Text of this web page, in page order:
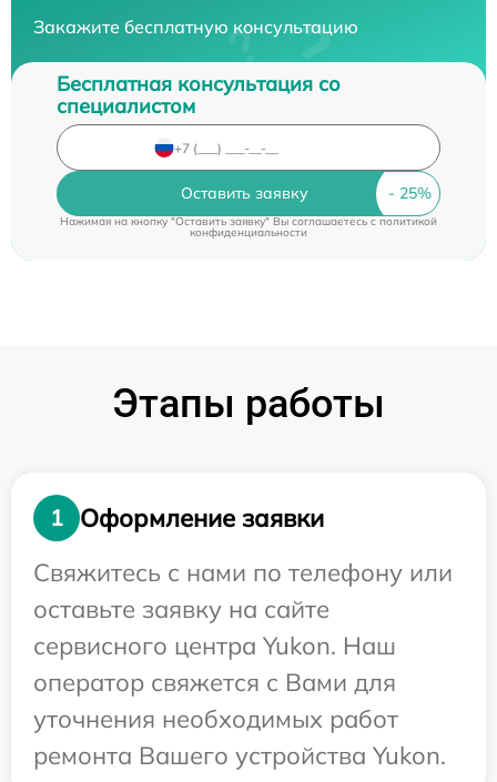
Закажите бесплатную консультацию
Бесплатная консультация со
специалистом
Оставить заявку
Нажимая на кнопку "Оставить заявку" Вы соглашаетесь cполитикой
конфиденциальности
Этапы работы
1
Оформление заявки
Свяжитесь с нами по телефону или
оставьте заявку на сайте
сервисного центра Yukon. Наш
оператор свяжется с Вами для
уточнения необходимых работ
ремонта Вашего устройства Yukon.